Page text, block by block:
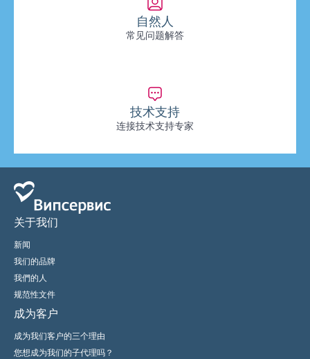
自然人
常见问题解答
技术支持
连接技术支持专家
关于我们
新闻
我们的品牌
我們的人
规范性文件
成为客户
成为我们客户的三个理由
您想成为我们的子代理吗？